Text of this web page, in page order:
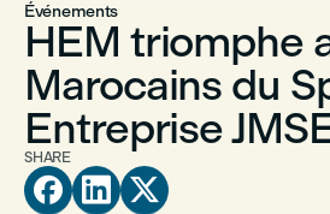
Événements
HEM triomphe
Marocains du
Entreprise
SHARE
  